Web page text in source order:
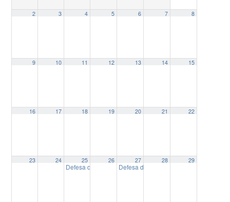
2 3 4 5 6 7 8
9 10 11 12 13 14 15
16 17 18 19 20 21 22
23 24 25
Defesa de Tese: “Como Jornalismo do interior absorveu
26 27
Defesa de Tese: “Risco biográfico e
28 29